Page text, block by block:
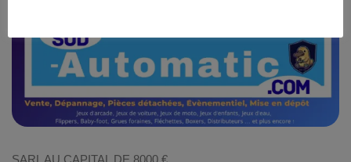
SARL AU CAPITAL DE 8000 €